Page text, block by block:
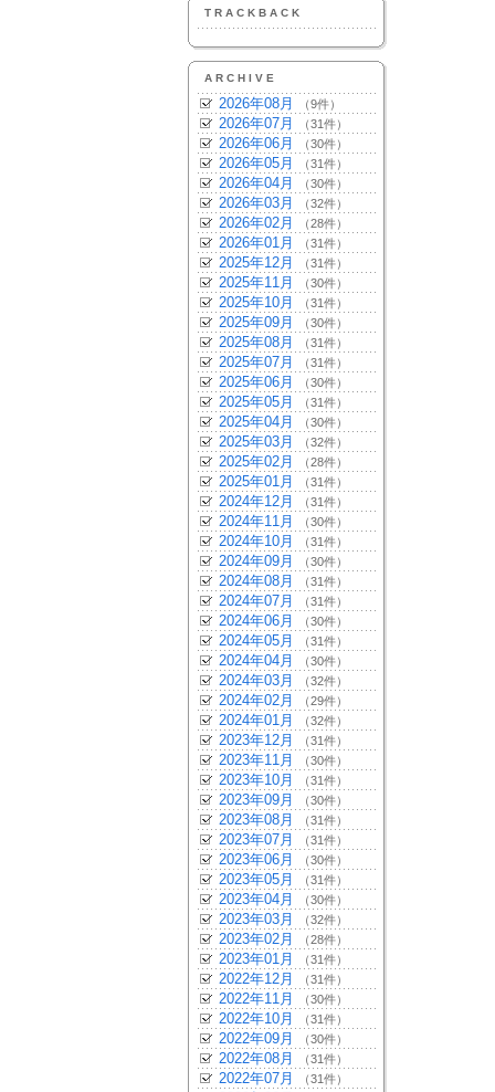
TRACKBACK
ARCHIVE
2026年08月 （9件）
2026年07月 （31件）
2026年06月 （30件）
2026年05月 （31件）
2026年04月 （30件）
2026年03月 （32件）
2026年02月 （28件）
2026年01月 （31件）
2025年12月 （31件）
2025年11月 （30件）
2025年10月 （31件）
2025年09月 （30件）
2025年08月 （31件）
2025年07月 （31件）
2025年06月 （30件）
2025年05月 （31件）
2025年04月 （30件）
2025年03月 （32件）
2025年02月 （28件）
2025年01月 （31件）
2024年12月 （31件）
2024年11月 （30件）
2024年10月 （31件）
2024年09月 （30件）
2024年08月 （31件）
2024年07月 （31件）
2024年06月 （30件）
2024年05月 （31件）
2024年04月 （30件）
2024年03月 （32件）
2024年02月 （29件）
2024年01月 （32件）
2023年12月 （31件）
2023年11月 （30件）
2023年10月 （31件）
2023年09月 （30件）
2023年08月 （31件）
2023年07月 （31件）
2023年06月 （30件）
2023年05月 （31件）
2023年04月 （30件）
2023年03月 （32件）
2023年02月 （28件）
2023年01月 （31件）
2022年12月 （31件）
2022年11月 （30件）
2022年10月 （31件）
2022年09月 （30件）
2022年08月 （31件）
2022年07月 （31件）